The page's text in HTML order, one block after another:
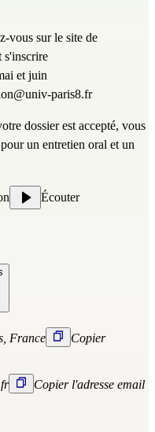
vous sur le site de
s'inscrire
et juin
paris8.fr
dossier est accepté, vous
un entretien oral et un
Écouter
France
Copier
Copier l'adresse email